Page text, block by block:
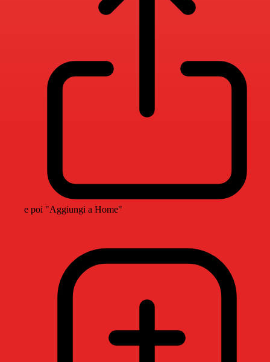
e poi "Aggiungi a Home"